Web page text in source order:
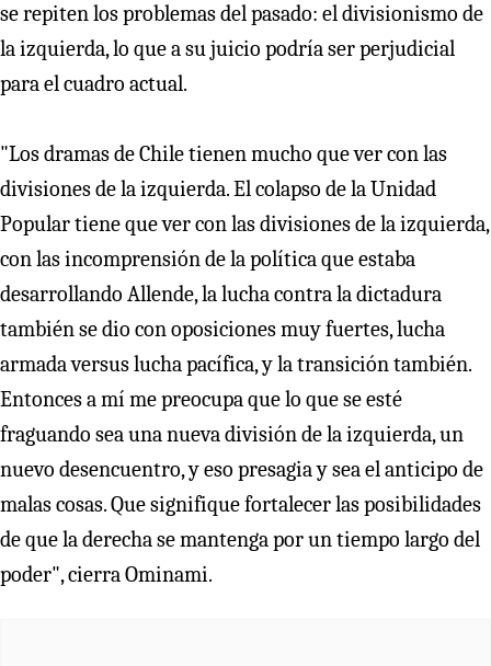
se repiten los problemas del pasado: el divisionismo de
la izquierda, lo que a su juicio podría ser perjudicial
para el cuadro actual.
"Los dramas de Chile tienen mucho que ver con las
divisiones de la izquierda. El colapso de la Unidad
Popular tiene que ver con las divisiones de la izquierda,
con las incomprensión de la política que estaba
desarrollando Allende, la lucha contra la dictadura
también se dio con oposiciones muy fuertes, lucha
armada versus lucha pacífica, y la transición también.
Entonces a mí me preocupa que lo que se esté
fraguando sea una nueva división de la izquierda, un
nuevo desencuentro, y eso presagia y sea el anticipo de
malas cosas. Que signifique fortalecer las posibilidades
de que la derecha se mantenga por un tiempo largo del
poder", cierra Ominami.